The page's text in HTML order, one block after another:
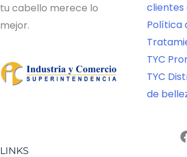
tu cabello merece lo
mejor.
Política
TYC
TYC
de
Facebook
LINKS